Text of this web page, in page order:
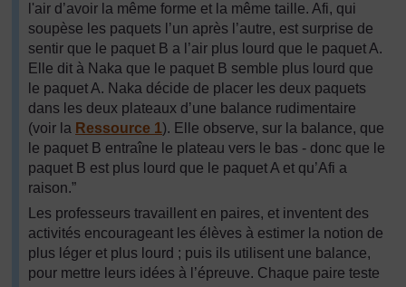
l'air d’avoir la même forme et la même taille. Afi, qui
soupèse les paquets l’un après l’autre, est surprise de
sentir que le paquet B a l’air plus lourd que le paquet A.
Elle dit à Naka que le paquet B semble plus lourd que
le paquet A. Naka décide de placer les deux paquets
dans les deux plateaux d’une balance rudimentaire
(voir la Ressource 1). Elle observe, sur la balance, que
le paquet B entraîne le plateau vers le bas - donc que le
paquet B est plus lourd que le paquet A et qu’Afi a
raison.”
Les professeurs travaillent en paires, et inventent des
activités encourageant les élèves à estimer la notion de
plus léger et plus lourd ; puis ils utilisent une balance,
pour mettre leurs idées à l’épreuve. Chaque paire teste